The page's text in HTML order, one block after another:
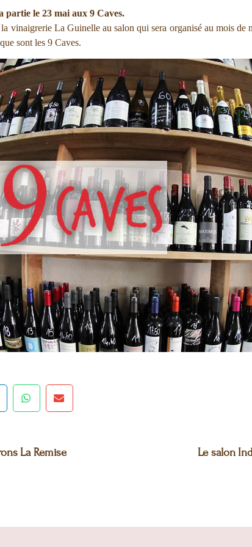
partie le 23 mai aux 9 Caves.
vinaigrerie La Guinelle au salon qui sera organisé au mois de
sont les 9 Caves.
La Remise Le salon